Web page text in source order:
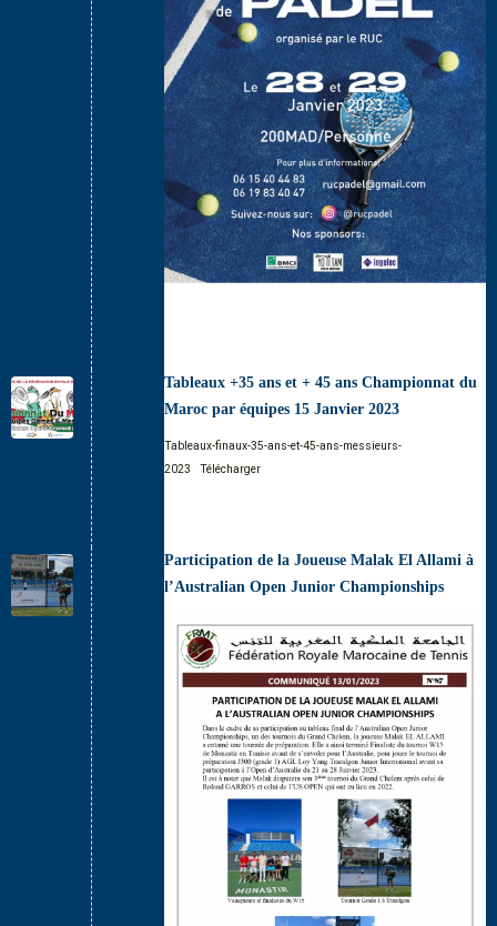
Tableaux +35 ans et + 45 ans Championnat du
Maroc par équipes 15 Janvier 2023
Tableaux-finaux-35-ans-et-45-ans-messieurs-
2023
Télécharger
Participation de la Joueuse Malak El Allami à
l’Australian Open Junior Championships